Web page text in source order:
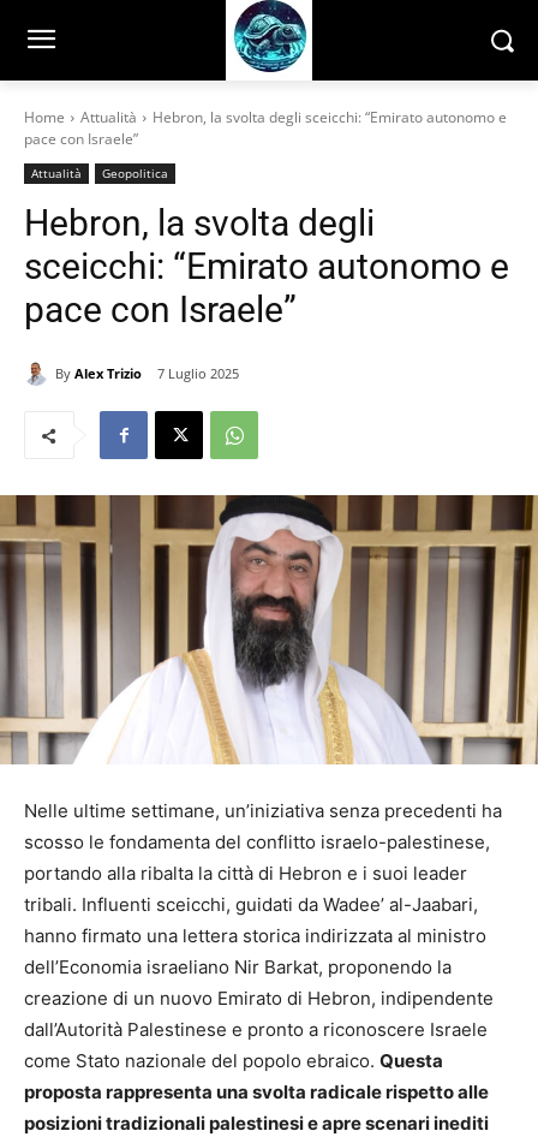
Home Attualità
Hebron, la svolta degli sceicchi: “Emirato autonomo e
pace con Israele”
Attualità Geopolitica
Hebron, la svolta degli
sceicchi: “Emirato autonomo e
pace con Israele”
By Alex Trizio 7 Luglio 2025
Nelle ultime settimane, un’iniziativa senza precedenti ha
scosso le fondamenta del conflitto israelo-palestinese,
portando alla ribalta la città di Hebron e i suoi leader
tribali. Influenti sceicchi, guidati da Wadee’ al-Jaabari,
hanno firmato una lettera storica indirizzata al ministro
dell’Economia israeliano Nir Barkat, proponendo la
creazione di un nuovo Emirato di Hebron, indipendente
dall’Autorità Palestinese e pronto a riconoscere Israele
come Stato nazionale del popolo ebraico. Questa
proposta rappresenta una svolta radicale rispetto alle
posizioni tradizionali palestinesi e apre scenari inediti